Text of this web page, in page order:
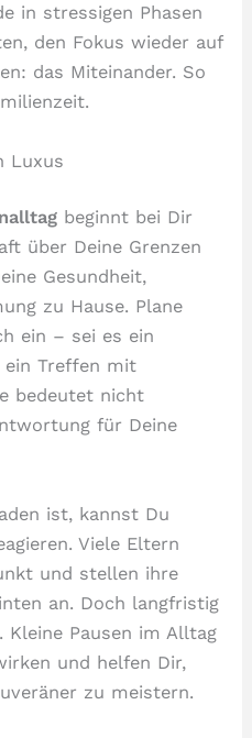
in stressigen Phasen
den Fokus wieder auf
das Miteinander. So
Luxus
beginnt bei Dir
über Deine Grenzen
Gesundheit,
zu Hause. Plane
ein – sei es ein
ein Treffen mit
bedeutet nicht
für Deine
ist, kannst Du
Viele Eltern
und stellen ihre
an. Doch langfristig
Kleine Pausen im Alltag
und helfen Dir,
zu meistern.